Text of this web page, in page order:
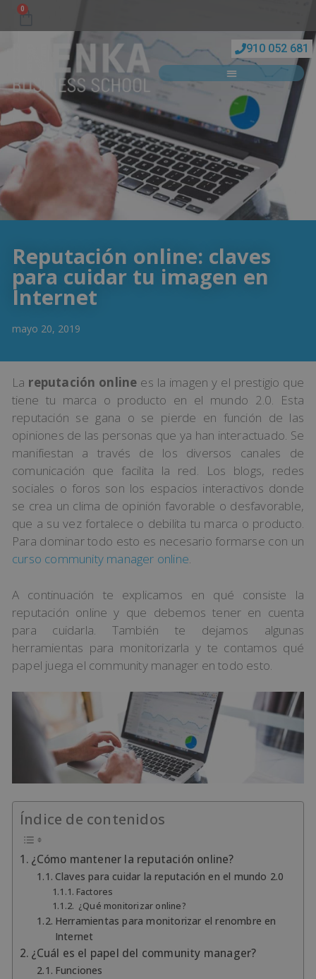
0
910 052 681
Reputación online: claves
para cuidar tu imagen en
Internet
mayo 20, 2019
La reputación online es la imagen y el prestigio que
tiene tu marca o producto en el mundo 2.0. Esta
reputación se gana o se pierde en función de las
opiniones de las personas que ya han interactuado. Se
manifiestan a través de los diversos canales de
comunicación que facilita la red. Los blogs, redes
sociales o foros son los espacios interactivos donde
se crea un clima de opinión favorable o desfavorable,
que a su vez fortalece o debilita tu marca o producto.
Para dominar todo esto es necesario formarse con un
curso community manager online.
A continuación te explicamos en qué consiste la
reputación online y que debemos tener en cuenta
para cuidarla. También te dejamos algunas
herramientas para monitorizarla y te contamos qué
papel juega el community manager en todo esto.
Índice de contenidos
¿Cómo mantener la reputación online?
Claves para cuidar la reputación en el mundo 2.0
Factores
¿Qué monitorizar online?
Herramientas para monitorizar el renombre en
Internet
¿Cuál es el papel del community manager?
Funciones